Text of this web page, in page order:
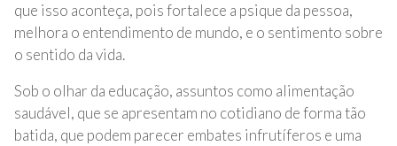
que isso aconteça, pois fortalece a psique da pessoa,
melhora o entendimento de mundo, e o sentimento sobre
o sentido da vida.
Sob o olhar da educação, assuntos como alimentação
saudável, que se apresentam no cotidiano de forma tão
batida, que podem parecer embates infrutíferos e uma